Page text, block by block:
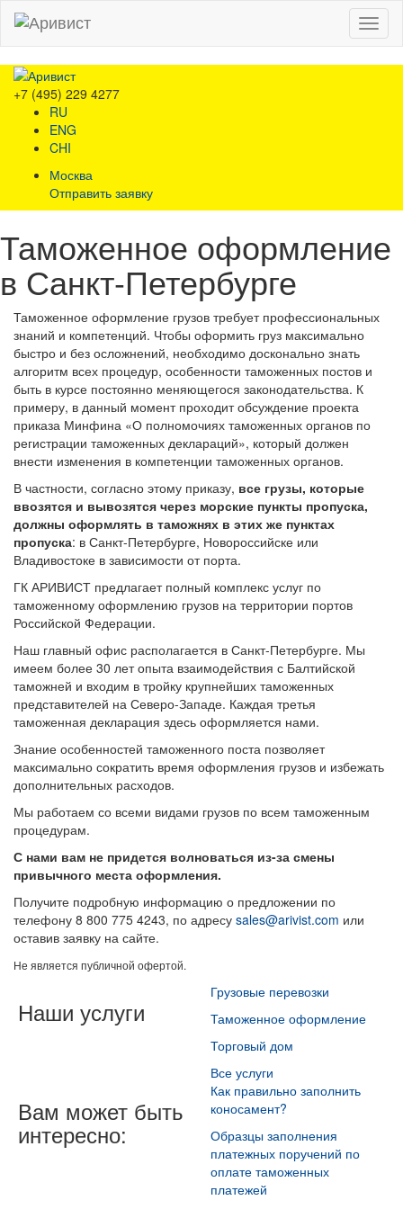
Menu
+7 (495) 229 4277
RU
ENG
CHI
Москва
Отправить заявку
Таможенное оформление
в Санкт-Петербурге
Таможенное оформление грузов требует профессиональных
знаний и компетенций. Чтобы оформить груз максимально
быстро и без осложнений, необходимо досконально знать
алгоритм всех процедур, особенности таможенных постов и
быть в курсе постоянно меняющегося законодательства. К
примеру, в данный момент проходит обсуждение проекта
приказа Минфина «О полномочиях таможенных органов по
регистрации таможенных деклараций», который должен
внести изменения в компетенции таможенных органов.
В частности, согласно этому приказу, все грузы, которые
ввозятся и вывозятся через морские пункты пропуска,
должны оформлять в таможнях в этих же пунктах
пропуска: в Санкт-Петербурге, Новороссийске или
Владивостоке в зависимости от порта.
ГК АРИВИСТ предлагает полный комплекс услуг по
таможенному оформлению грузов на территории портов
Российской Федерации.
Наш главный офис располагается в Санкт-Петербурге. Мы
имеем более 30 лет опыта взаимодействия с Балтийской
таможней и входим в тройку крупнейших таможенных
представителей на Северо-Западе. Каждая третья
таможенная декларация здесь оформляется нами.
Знание особенностей таможенного поста позволяет
максимально сократить время оформления грузов и избежать
дополнительных расходов.
Мы работаем со всеми видами грузов по всем таможенным
процедурам.
С нами вам не придется волноваться из-за смены
привычного места оформления.
Получите подробную информацию о предложении по
телефону 8 800 775 4243, по адресу sales@arivist.com или
оставив заявку на сайте.
Не является публичной офертой.
Наши услуги
Грузовые перевозки
Таможенное оформление
Торговый дом
Все услуги
Вам может быть
интересно:
Как правильно заполнить
коносамент?
Образцы заполнения
платежных поручений по
оплате таможенных
платежей